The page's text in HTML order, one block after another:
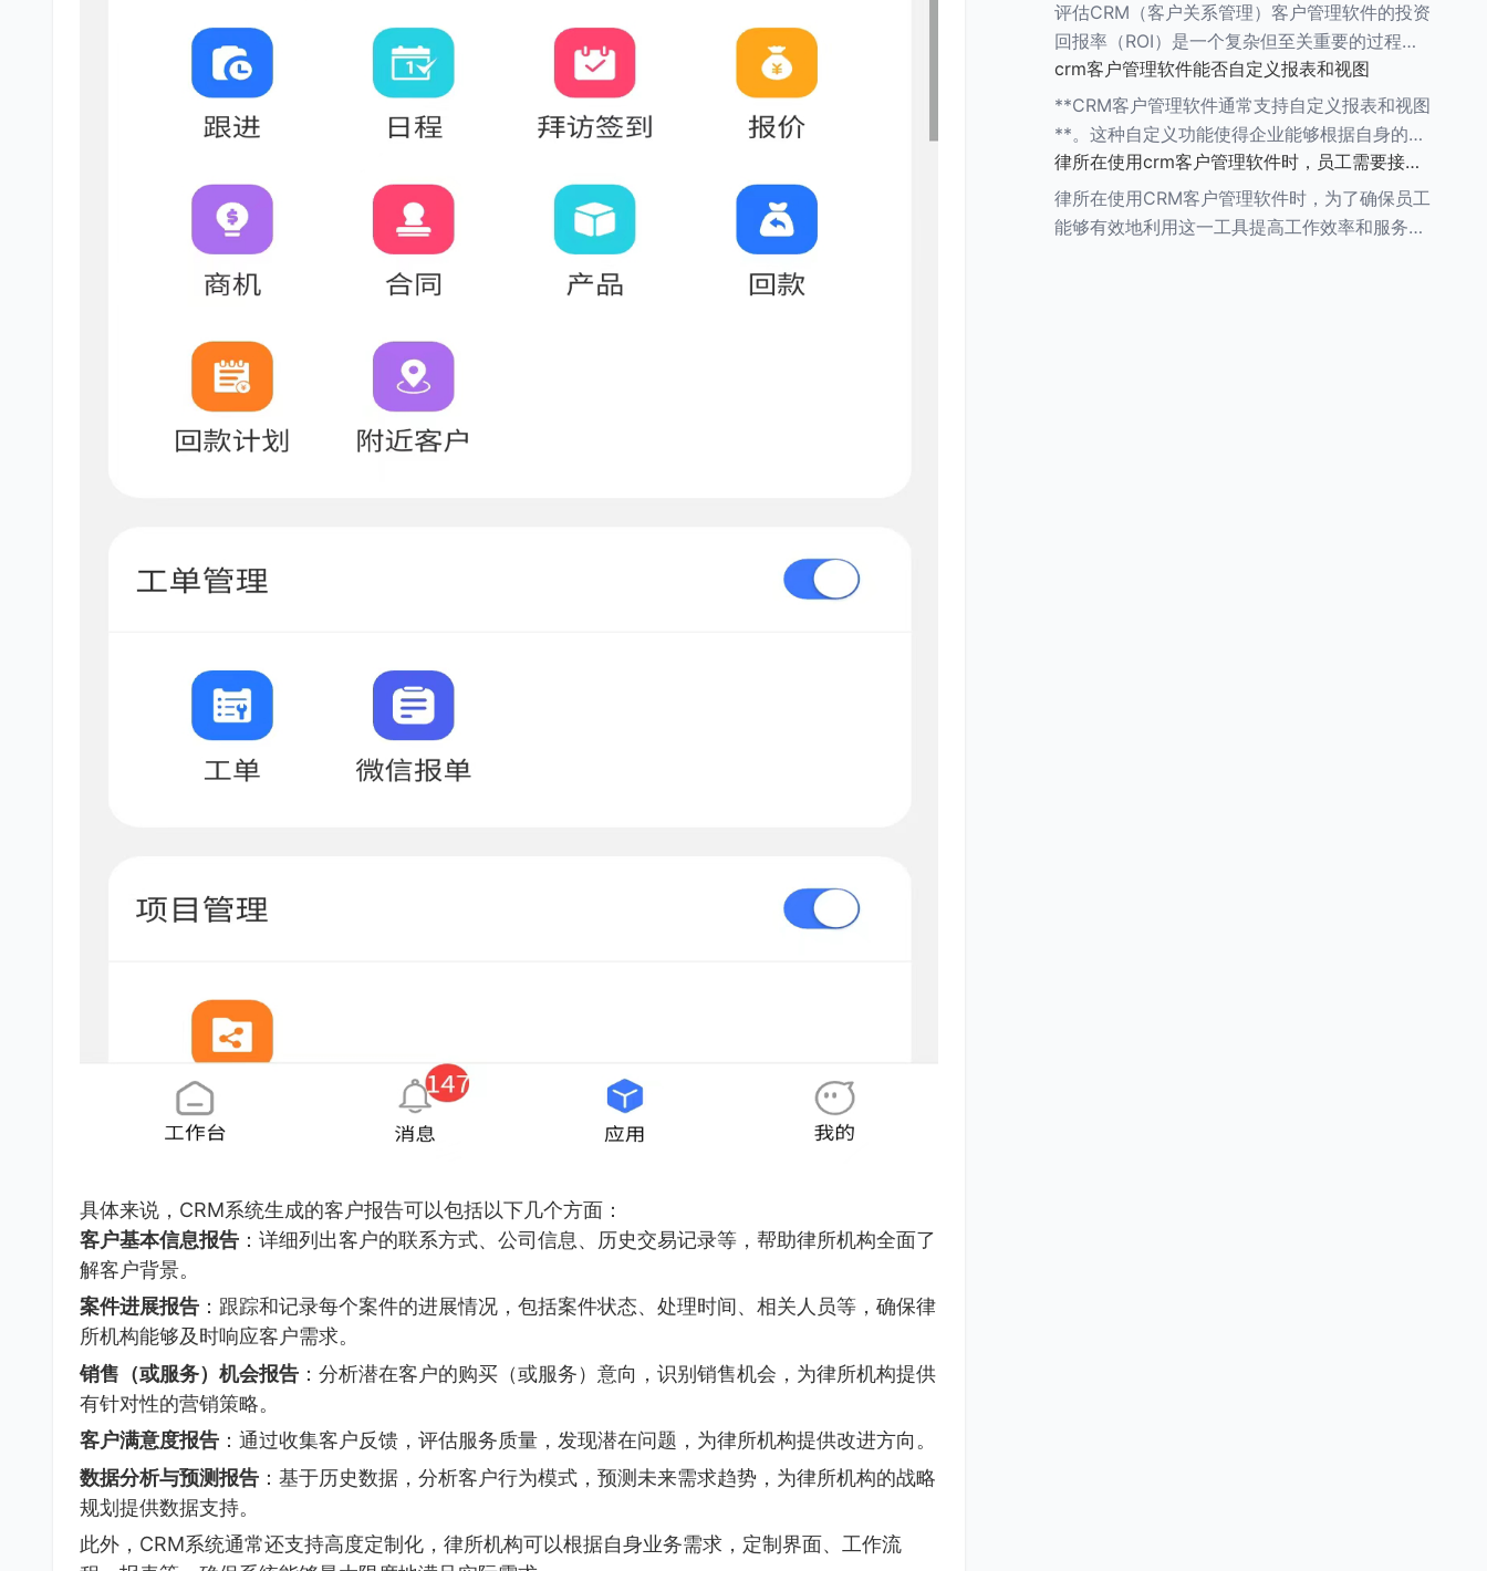
具体来说，CRM系统生成的客户报告可以包括以下几个方面：
客户基本信息报告 ：详细列出客户的联系方式、公司信息、历史交易记录等，帮助律所机构全面了
解客户背景。
案件进展报告 ：跟踪和记录每个案件的进展情况，包括案件状态、处理时间、相关人员等，确保律
所机构能够及时响应客户需求。
销售（或服务）机会报告 ：分析潜在客户的购买（或服务）意向，识别销售机会，为律所机构提供
有针对性的营销策略。
客户满意度报告 ：通过收集客户反馈，评估服务质量，发现潜在问题，为律所机构提供改进方向。
数据分析与预测报告 ：基于历史数据，分析客户行为模式，预测未来需求趋势，为律所机构的战略
规划提供数据支持。
此外，CRM系统通常还支持高度定制化，律所机构可以根据自身业务需求，定制界面、工作流
对CRM客户管理软件支持移动
办公的详细阐述： ###一、移
动办公的便利性 1.**多
评估CRM（客户关系管理）客户管理软件的投资
回报率（ROI）是一个复杂但至关重要的过程，
它涉及到对CRM系统实施前后企业多个方面的比
较和分析。以下是一个详细的评估步骤： ###
crm客户管理软件能否自定义报表和视图
**CRM客户管理软件通常支持自定义报表和视图
**。这种自定义功能使得企业能够根据自身的业
务需求，灵活调整和优化CRM系统的数据展示方
式，从而更好地进行数据分析和业务决策。 在自
律所在使用crm客户管理软件时，员工需要接受
哪些培训
律所在使用CRM客户管理软件时，为了确保员工
能够有效地利用这一工具提高工作效率和服务质